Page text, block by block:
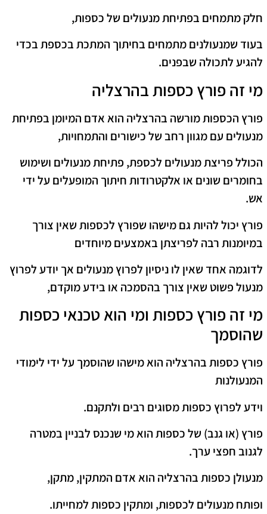
חלק מתמחים בפתיחת מנעולים של כספות,
בעוד שמנעולנים מתמחים בחיתוך המתכת בכספת בכדי
להגיע לתכולה שבפנים.
מי זה פורץ כספות בהרצליה
פורץ הכספות מורשה בהרצליה הוא אדם המיומן בפתיחת
מנעולים עם מגוון רחב של כישורים והתמחויות,
הכולל פריצת מנעולים לכספת, פתיחת מנעולים ושימוש
בחומרים שונים או אלקטרודות חיתוך המופעלים על ידי
אש.
פורץ יכול להיות גם מישהו שפורץ לכספות שאין צורך
במיומנות רבה לפריצתן באמצעים מיוחדים
לדוגמה אחד שאין לו ניסיון לפרוץ מנעולים אך יודע לפרוץ
מנעול פשוט שאין צורך בהסמכה או בידע מוקדם,
מי זה פורץ כספות ומי הוא טכנאי כספות
שהוסמך
פורץ כספות בהרצליה הוא מישהו שהוסמך על ידי לימודי
המנעולנות
וידע לפרוץ כספות מסוגים רבים ולתקנם.
פורץ (או גנב) של כספות הוא מי שנכנס לבניין במטרה
לגנוב חפצי ערך.
מנעולן כספות בהרצליה הוא אדם המתקין, מתקן,
ופותח מנעולים לכספות, ומתקין כספות למחייתו.